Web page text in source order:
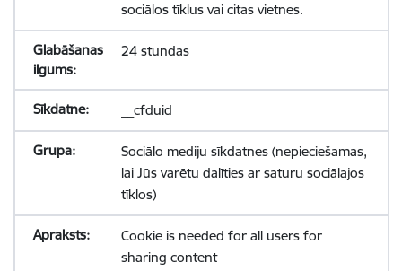
sociālos tīklus vai citas vietnes.
24 stundas
__cfduid
Sociālo mediju sīkdatnes (nepieciešamas,
lai Jūs varētu dalīties ar saturu sociālajos
tīklos)
Cookie is needed for all users for
sharing content